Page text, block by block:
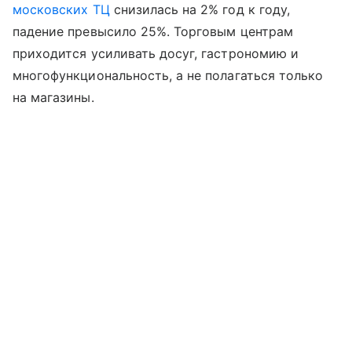
московских ТЦ снизилась на 2% год к году,
падение превысило 25%. Торговым центрам
приходится усиливать досуг, гастрономию и
многофункциональность, а не полагаться только
на магазины.